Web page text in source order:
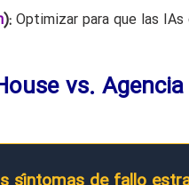
):Optimizar para que las IAs
vs.